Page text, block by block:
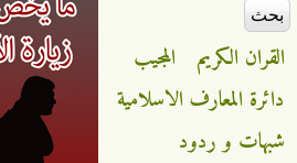
القران الكريم
المجيب
دائرة المعارف الاسلامية
شبهات و ردود